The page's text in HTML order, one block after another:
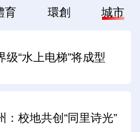
育 環創 城市
级“水上电梯”将成型
：校地共创“同里诗光”